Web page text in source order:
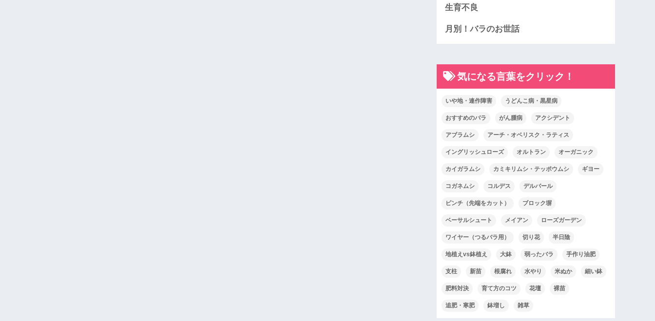
生育不良
月別！バラのお世話
気になる言葉をクリック！
いや地・連作障害 うどんこ病・黒星病
おすすめのバラ がん腫病 アクシデント
アブラムシ アーチ・オベリスク・ラティス
イングリッシュローズ オルトラン オーガニック
カイガラムシ カミキリムシ・テッポウムシ ギヨー
コガネムシ コルデス デルバール
ピンチ（先端をカット） ブロック塀
ベーサルシュート メイアン ローズガーデン
ワイヤー（つるバラ用） 切り花 半日陰
地植えvs鉢植え 大鉢 弱ったバラ 手作り油肥
支柱 新苗 根腐れ 水やり 米ぬか 細い鉢
肥料対決 育て方のコツ 花壇 裸苗
追肥・寒肥 鉢増し 雑草